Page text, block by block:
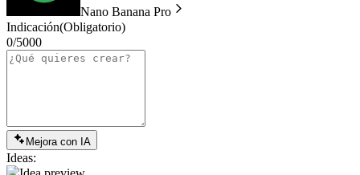
Nano Banana Pro
Indicación(Obligatorio)
0/5000
Mejora con IA
Ideas: